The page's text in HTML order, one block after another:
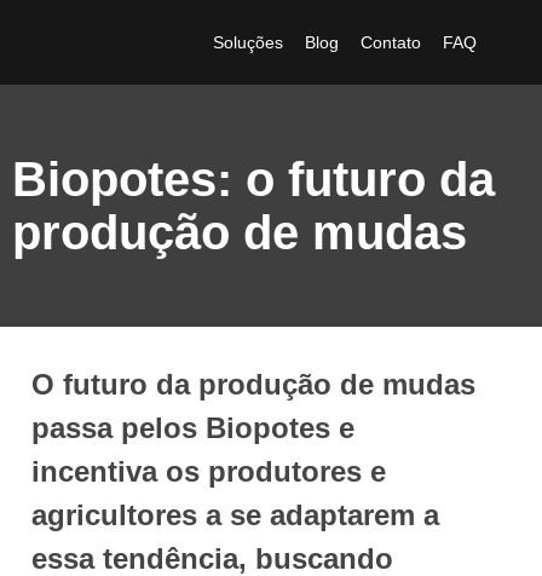
Soluções Blog Contato FAQ
Biopotes: o futuro da
produção de mudas
O futuro da produção de mudas
passa pelos Biopotes e
incentiva os produtores e
agricultores a se adaptarem a
essa tendência, buscando